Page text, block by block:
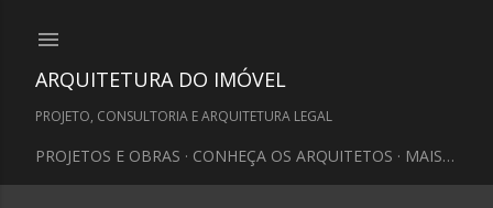
ARQUITETURA DO IMÓVEL
PROJETO, CONSULTORIA E ARQUITETURA LEGAL
PROJETOS E OBRAS CONHEÇA OS ARQUITETOS MAIS…